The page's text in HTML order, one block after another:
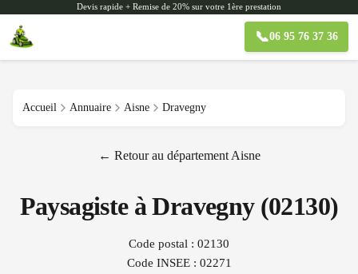
Devis rapide + Remise de 20% sur votre 1ère prestation
📞06 95 76 37 36
Accueil Annuaire Aisne Dravegny
← Retour au département Aisne
Paysagiste àDravegny(02130)
Code postal : 02130
Code INSEE : 02271